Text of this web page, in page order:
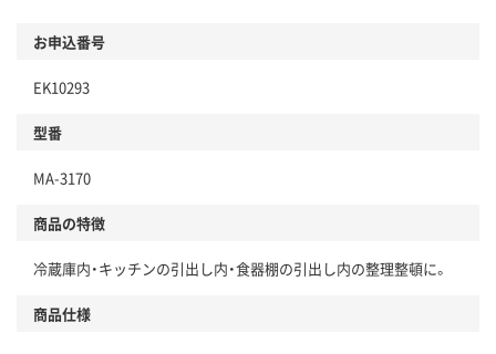
お申込番号
EK10293
型番
MA-3170
商品の特徴
冷蔵庫内・キッチンの引出し内・食器棚の引出し内の整理整頓に。
商品仕様